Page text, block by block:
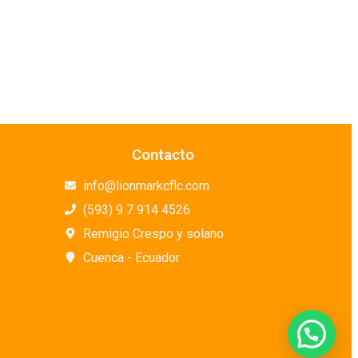
Contacto
info@lionmarkcflc.com
(593) 9 7 914 4526
Remigio Crespo y solano
Cuenca - Ecuador